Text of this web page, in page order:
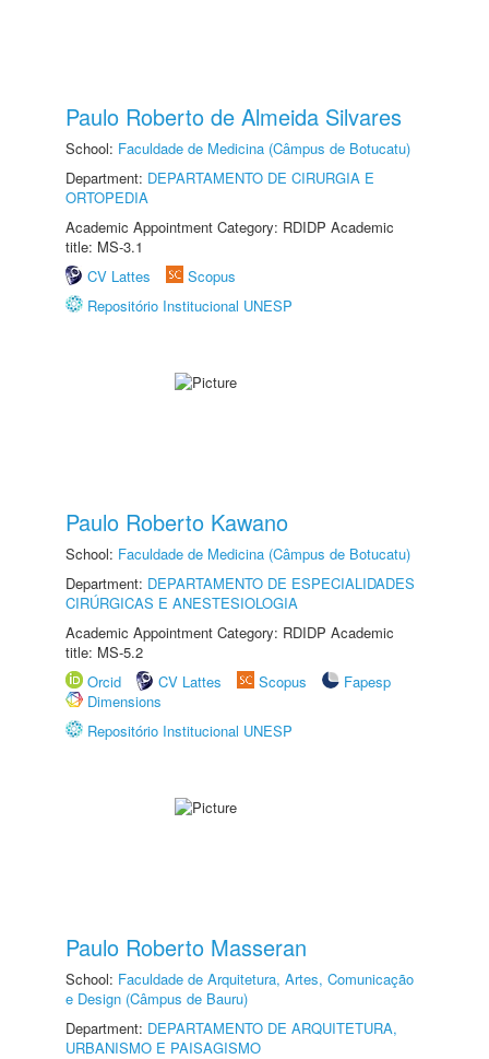
Paulo Roberto de Almeida Silvares
School: Faculdade de Medicina (Câmpus de Botucatu)
Department: DEPARTAMENTO DE CIRURGIA E
ORTOPEDIA
Academic Appointment Category: RDIDP Academic
title: MS-3.1
CV Lattes
Scopus
Repositório Institucional UNESP
Paulo Roberto Kawano
School: Faculdade de Medicina (Câmpus de Botucatu)
Department: DEPARTAMENTO DE ESPECIALIDADES
CIRÚRGICAS E ANESTESIOLOGIA
Academic Appointment Category: RDIDP Academic
title: MS-5.2
Orcid
CV Lattes Scopus
Fapesp
Dimensions
Repositório Institucional UNESP
Paulo Roberto Masseran
School: Faculdade de Arquitetura, Artes, Comunicação
e Design (Câmpus de Bauru)
Department: DEPARTAMENTO DE ARQUITETURA,
URBANISMO E PAISAGISMO